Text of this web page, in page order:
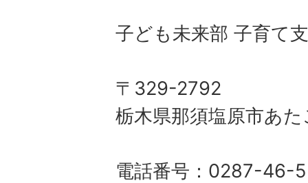
子ども未来部 子育て
〒329-2792
栃木県那須塩原市あ
電話番号：0287-46-